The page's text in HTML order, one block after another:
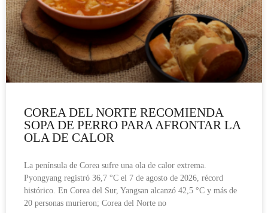
COREA DEL NORTE RECOMIENDA
SOPA DE PERRO PARA AFRONTAR LA
OLA DE CALOR
La península de Corea sufre una ola de calor extrema.
Pyongyang registró 36,7 °C el 7 de agosto de 2026, récord
histórico. En Corea del Sur, Yangsan alcanzó 42,5 °C y más de
20 personas murieron; Corea del Norte no